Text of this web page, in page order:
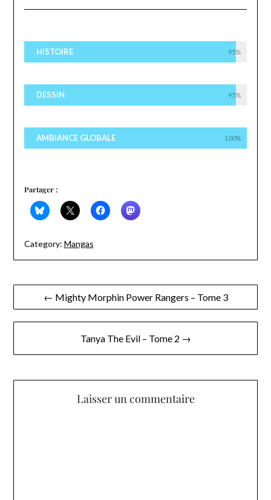
HISTOIRE 95%
DESSIN 95%
AMBIANCE GLOBALE 100%
Partager :
Category: Mangas
Navigation
de
← Mighty Morphin Power Rangers – Tome 3
Tanya The Evil – Tome 2 →
Laisser un commentaire